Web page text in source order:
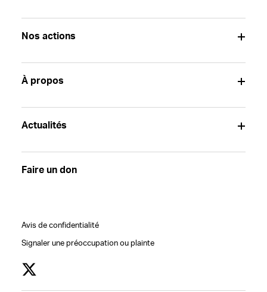
Nos actions
À propos
Actualités
Faire un don
Avis de confidentialité
Signaler une préoccupation ou plainte